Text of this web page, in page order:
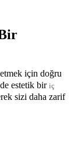
için doğru
estetik bir iç
sizi daha zarif